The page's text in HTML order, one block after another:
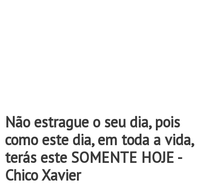
Não estrague o seu dia, pois
como este dia, em toda a vida,
terás este SOMENTE HOJE -
Chico Xavier